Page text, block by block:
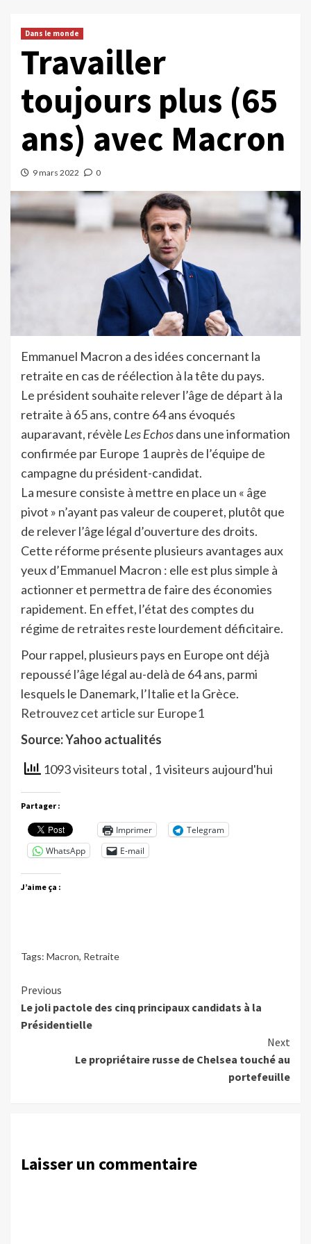
Dans le monde
Travailler
toujours plus (65
ans) avec Macron
9 mars 2022 0
Emmanuel Macron a des idées concernant la
retraite en cas de réélection à la tête du pays.
Le président souhaite relever l’âge de départ à la
retraite à 65 ans, contre 64 ans évoqués
auparavant, révèle Les Echosdans une information
confirmée par Europe 1 auprès de l’équipe de
campagne du président-candidat.
La mesure consiste à mettre en place un « âge
pivot » n’ayant pas valeur de couperet, plutôt que
de relever l’âge légal d’ouverture des droits.
Cette réforme présente plusieurs avantages aux
yeux d’Emmanuel Macron : elle est plus simple à
actionner et permettra de faire des économies
rapidement. En effet, l’état des comptes du
régime de retraites reste lourdement déficitaire.
Pour rappel, plusieurs pays en Europe ont déjà
repoussé l’âge légal au-delà de 64 ans, parmi
lesquels le Danemark, l’Italie et la Grèce.
Retrouvez cet article sur Europe1
Source: Yahoo actualités
1093 visiteurs total , 1 visiteurs aujourd'hui
Partager :
Imprimer
Telegram
WhatsApp
E-mail
J’aime ça :
Tags: Macron, Retraite
Continue
Reading
Previous
Le joli pactole des cinq principaux candidats à la
Présidentielle
Next
Le propriétaire russe de Chelsea touché au
portefeuille
Laisser un commentaire